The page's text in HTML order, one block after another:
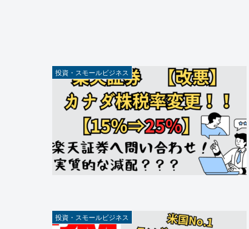
投資・スモールビジネス
投資・スモールビジネス